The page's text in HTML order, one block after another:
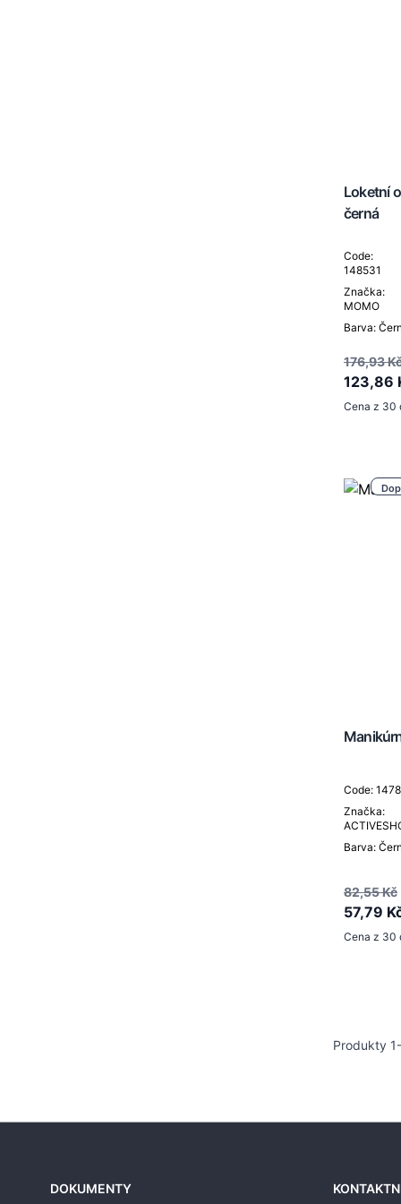
Loketní
černá
Code:
148531
Značka:
MOMO
Barva:
176,93
123,86
Cena z 30
Code:
Značka:
Barva:
82,55 Kč
57,79
Cena z 30
Produkty 1-
DOKUMENTY